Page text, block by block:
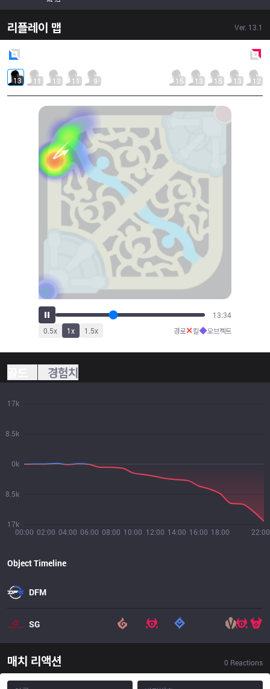
리플레이 맵 Ver. 13.1
13 11 13 11 9 15 13 15 13 12
15:02
0.5x 1x 1.5x 경로✕킬◆오브젝트
경험치
00:00 02:00 04:00 06:00 08:00 10:00 12:00 14:00 16:00 18:00 22:00
17k
8.5k
0k
8.5k
17k
Object Timeline
DFM
SG
매치 리액션 0 Reactions